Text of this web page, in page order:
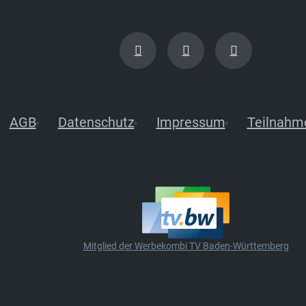
AGB Datenschutz Impressum
Mitglied der Werbekombi TV Baden-Württemberg